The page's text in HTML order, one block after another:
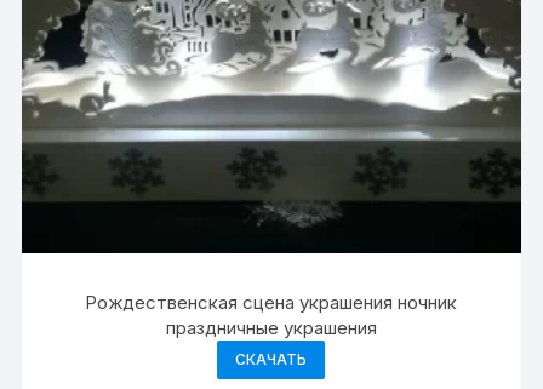
Рождественская сцена украшения ночник
праздничные украшения
СКАЧАТЬ